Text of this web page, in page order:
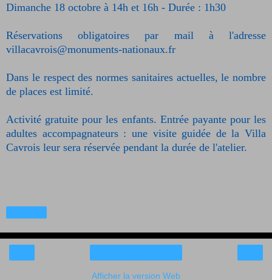
Dimanche 18 octobre à 14h et 16h - Durée : 1h30
Réservations obligatoires par mail à l'adresse
villacavrois@monuments-nationaux.fr
Dans le respect des normes sanitaires actuelles, le nombre
de places est limité.
Activité gratuite pour les enfants. Entrée payante pour les
adultes accompagnateurs : une visite guidée de la Villa
Cavrois leur sera réservée pendant la durée de l'atelier.
Afficher la version Web